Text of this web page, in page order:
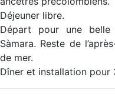
Déjeuner libre.
Départ pour une belle
Sàmara. Reste de
de mer.
Dîner et installation pour